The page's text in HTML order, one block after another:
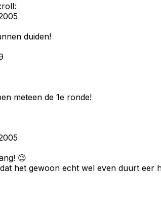
duiden!
meteen de 1e ronde!
😉
het gewoon echt wel even duurt